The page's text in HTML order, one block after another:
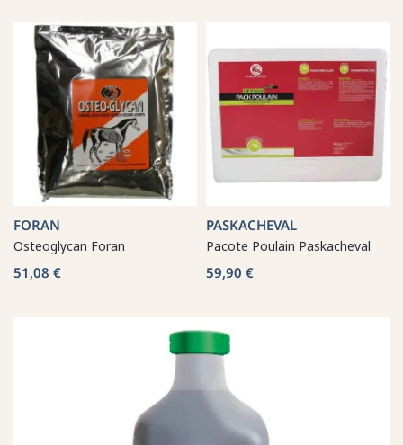
FORAN
Osteoglycan Foran
51,08 €
PASKACHEVAL
Pacote Poulain Paskacheval
59,90 €